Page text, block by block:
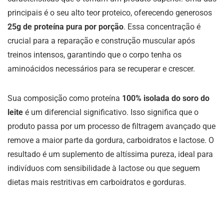
principais é o seu alto teor proteico, oferecendo generosos
25g de proteína pura por porção. Essa concentração é
crucial para a reparação e construção muscular após
treinos intensos, garantindo que o corpo tenha os
aminoácidos necessários para se recuperar e crescer.
Sua composição como proteína 100% isolada do soro do
leite é um diferencial significativo. Isso significa que o
produto passa por um processo de filtragem avançado que
remove a maior parte da gordura, carboidratos e lactose. O
resultado é um suplemento de altíssima pureza, ideal para
indivíduos com sensibilidade à lactose ou que seguem
dietas mais restritivas em carboidratos e gorduras.